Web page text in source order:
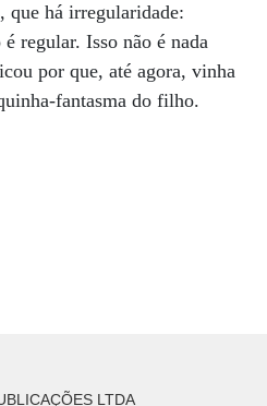
que há irregularidade:
regular. Isso não é nada
por que, até agora, vinha
fantasma do filho.
LTDA